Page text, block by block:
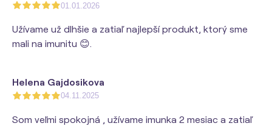
01.01.2026
Užívame už dlhšie a zatiaľ najlepší produkt, ktorý sme
mali na imunitu 😊.
Helena Gajdosikova
04.11.2025
Som veľmi spokojná , užívame imunka 2 mesiac a zatiaľ